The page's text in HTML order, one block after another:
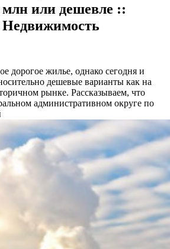
млн или дешевле ::
дорогое жилье, однако сегодня и
дешевые варианты как на
рынке. Рассказываем, что
административном округе по